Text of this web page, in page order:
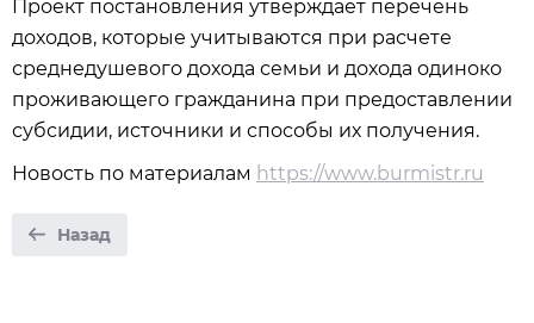
Проект постановления утверждает перечень
доходов, которые учитываются при расчете
среднедушевого дохода семьи и дохода одиноко
проживающего гражданина при предоставлении
субсидии, источники и способы их получения.
Новость по материалам https://www.burmistr.ru
Назад